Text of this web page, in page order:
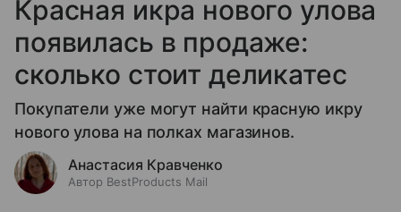
Красная икра нового улова
появилась в продаже:
сколько стоит деликатес
Покупатели уже могут найти красную икру
нового улова на полках магазинов.
Анастасия Кравченко
Автор BestProducts Mail